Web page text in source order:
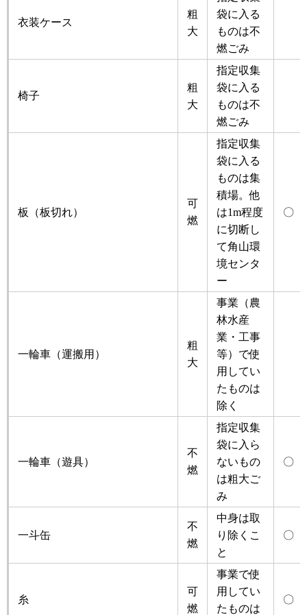
衣装ケース
粗
大
袋に入る
ものは不
燃ごみ
椅子
粗
大
指定収集
袋に入る
ものは不
燃ごみ
板（板切れ）
可
燃
指定収集
袋に入る
ものは集
積場。他
は1m程度
に切断し
て角山環
境センタ
ー
〇
一輪車（運搬用）
粗
大
事業（農
林水産
業・工事
等）で使
用してい
たものは
除く
一輪車（遊具）
不
燃
指定収集
袋に入ら
ないもの
は粗大ご
み
〇
一斗缶
不
燃
中身は取
り除くこ
と
〇
糸
可
燃
事業で使
用してい
たものは
〇